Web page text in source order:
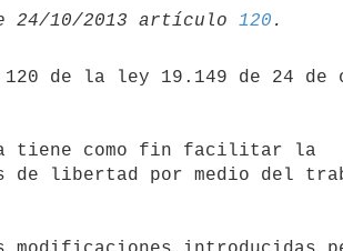
24/10/2013 artículo 120
de la ley 19.149 de 24 de
tiene como fin facilitar la
de libertad por medio del